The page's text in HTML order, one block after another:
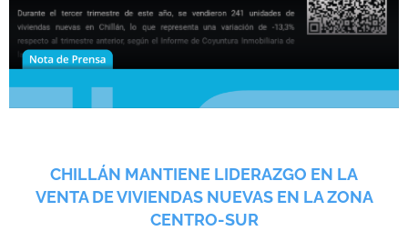
CHILLÁN MANTIENE LIDERAZGO EN LA
VENTA DE VIVIENDAS NUEVAS EN LA ZONA
CENTRO-SUR